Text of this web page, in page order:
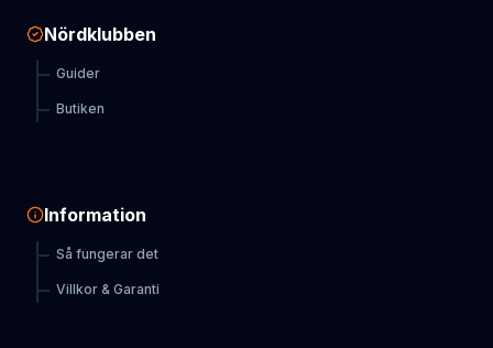
Nördklubben
Guider
Butiken
Information
Så fungerar det
Villkor & Garanti